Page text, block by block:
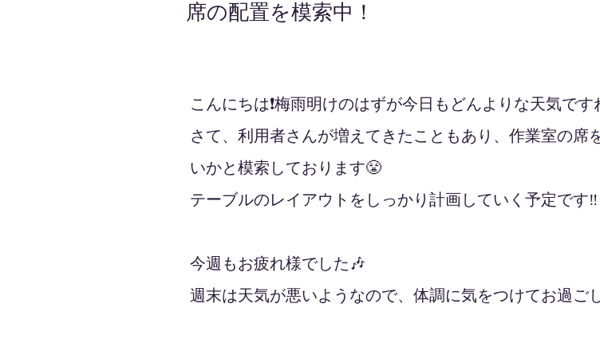
2022年7月15日
席の配置を模索中！
こんにちは❗️梅雨明けのはずが今日もどんよりな天気です
さて、利用者さんが増えてきたこともあり、作業室の席
いかと模索しております😤
テーブルのレイアウトをしっかり計画していく予定です‼️
今週もお疲れ様でした🎶
週末は天気が悪いようなので、体調に気をつけてお過ご